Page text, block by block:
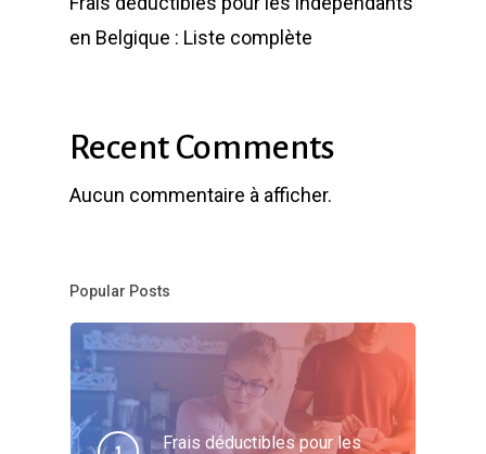
en Belgique : Liste complète
Recent Comments
Aucun commentaire à afficher.
Popular Posts
Frais déductibles pour les